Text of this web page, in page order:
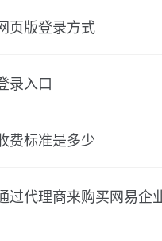
页版登录方式
录入口
费标准是多少
过代理商来购买网易企